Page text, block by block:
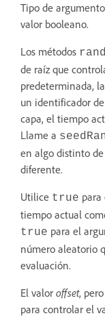
Tipo de
valor booleano.
Los métodos
de raíz que
predeterminada,
un identificador
capa, el tiempo
Llame a
en algo distinto
diferente.
Utilice true
tiempo actual
true para el
número aleatorio
evaluación.
El valor offset,
para controlar el